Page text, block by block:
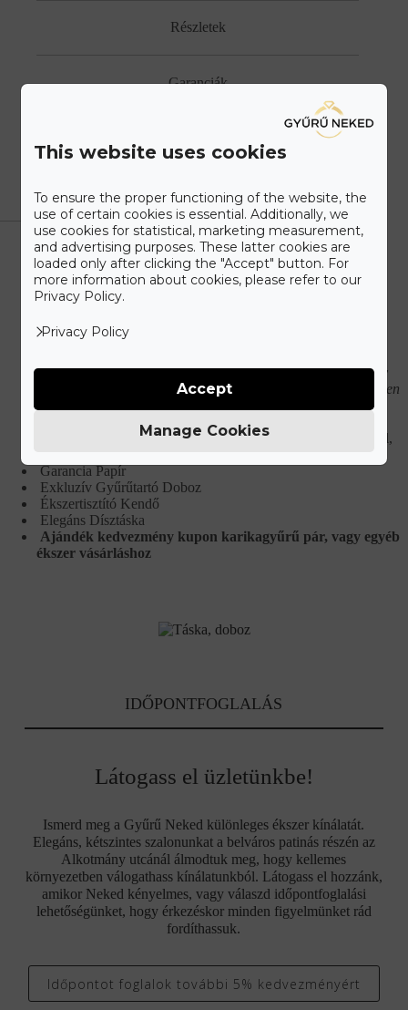
Részletek
Garanciák
Szállítás & fizetés
Mit tartalmaz az ár?
(A gyűrű egyedileg készül, a honlapon feltüntetett grammsúly
tájékoztató jellegű, a végleges ékszer ára a méret függvényében
Ingyenes Méret Korrekció
Minőségi Tanúsítvány (Certificate) az ötvözetről, gyémántról,
Garancia Papír
Exkluzív Gyűrűtartó Doboz
Ékszertisztító Kendő
Elegáns Dísztáska
Ajándék kedvezmény kupon karikagyűrű pár, vagy egyéb
ékszer vásárláshoz
IDŐPONTFOGLALÁS
Látogass el üzletünkbe!
Ismerd meg a Gyűrű Neked különleges ékszer kínálatát.
Elegáns, kétszintes szalonunkat a belváros patinás részén az
Alkotmány utcánál álmodtuk meg, hogy kellemes
környezetben válogathass kínálatunkból. Látogass el hozzánk,
amikor Neked kényelmes, vagy válaszd időpontfoglalási
lehetőségünket, hogy érkezéskor minden figyelmünket rád
fordíthassuk.
Időpontot foglalok további 5% kedvezményért
This website uses cookies
To ensure the proper functioning of the website, the
use of certain cookies is essential. Additionally, we
use cookies for statistical, marketing measurement,
and advertising purposes. These latter cookies are
loaded only after clicking the "Accept" button. For
more information about cookies, please refer to our
Privacy Policy.
Privacy Policy
Manage Cookies
Accept